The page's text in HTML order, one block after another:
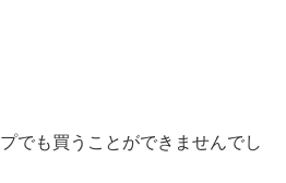
でも買うことができませんでし